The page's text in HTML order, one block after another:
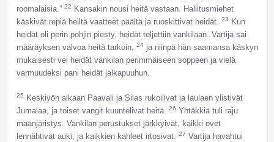
roomalaisia.” 22
Kansakin nousi heitä vastaan. Hallitusmiehet
käskivät repiä heiltä vaatteet päältä ja ruoskittivat heidät. 23
Kun
heidät oli perin pohjin piesty, heidät teljettiin vankilaan. Vartija sai
määräyksen valvoa heitä tarkoin, 24ja niinpä hän saamansa käskyn
mukaisesti vei heidät vankilan perimmäiseen soppeen ja vielä
varmuudeksi pani heidät jalkapuuhun.
25
Keskiyön aikaan Paavali ja Silas rukoilivat ja laulaen ylistivät
Jumalaa, ja toiset vangit kuuntelivat heitä. 26 Yhtäkkiä tuli raju
maanjäristys. Vankilan perustukset järkkyivät, kaikki ovet
lennähtivät auki, ja kaikkien kahleet irtosivat. 27 Vartija havahtui